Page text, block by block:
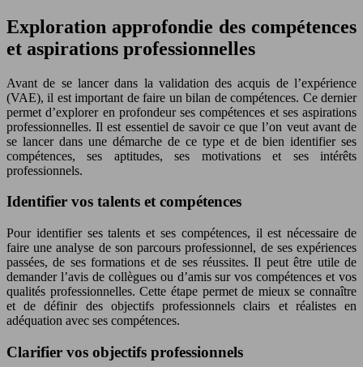
Exploration approfondie des compétences
et aspirations professionnelles
Avant de se lancer dans la validation des acquis de l’expérience
(VAE), il est important de faire un bilan de compétences. Ce dernier
permet d’explorer en profondeur ses compétences et ses aspirations
professionnelles. Il est essentiel de savoir ce que l’on veut avant de
se lancer dans une démarche de ce type et de bien identifier ses
compétences, ses aptitudes, ses motivations et ses intérêts
professionnels.
Identifier vos talents et compétences
Pour identifier ses talents et ses compétences, il est nécessaire de
faire une analyse de son parcours professionnel, de ses expériences
passées, de ses formations et de ses réussites. Il peut être utile de
demander l’avis de collègues ou d’amis sur vos compétences et vos
qualités professionnelles. Cette étape permet de mieux se connaître
et de définir des objectifs professionnels clairs et réalistes en
adéquation avec ses compétences.
Clarifier vos objectifs professionnels